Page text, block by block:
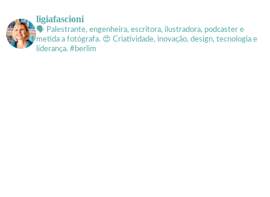
ligiafascioni
🗣 Palestrante, engenheira, escritora, ilustradora, podcaster e
metida a fotógrafa. 😍 Criatividade, inovação, design, tecnologia e
liderança. #berlim